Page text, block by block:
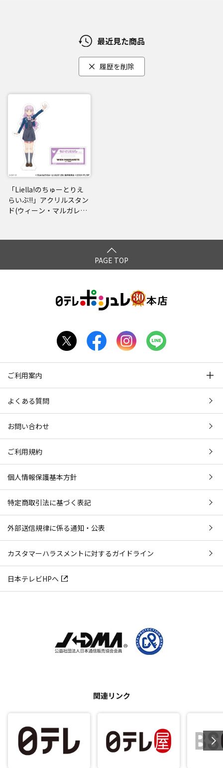
最近見た商品
履歴を削除
「Liella!のちゅーとりえ
らいぶ!!」アクリルスタン
ド(ウィーン・マルガレー
PAGE TOP
ご利用案内
よくある質問
お問い合わせ
ご利用規約
個人情報保護基本方針
特定商取引法に基づく表記
外部送信規律に係る通知・公表
カスタマーハラスメントに対するガイドライン
日本テレビHPへ
関連リンク